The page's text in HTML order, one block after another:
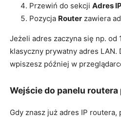
Przewiń do sekcji Adres
Pozycja Router zawiera
Jeżeli adres zaczyna się np. od
klasyczny prywatny adres LAN.
wpiszesz później w
Wejście do panelu
Gdy znasz już adres IP